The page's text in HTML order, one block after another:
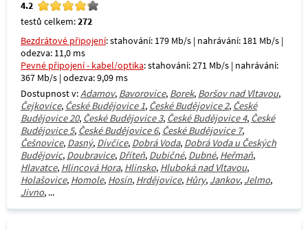
4.2
testů celkem:272
Bezdrátové připojení: stahování: 179 Mb/s | nahrávání: 181 Mb/s |
odezva: 11,0 ms
Pevné připojení - kabel/optika: stahování: 271 Mb/s | nahrávání:
367 Mb/s | odezva: 9,09 ms
Dostupnost v:Adamov, Bavorovice, Borek, Boršov nad Vltavou,
Čejkovice, České Budějovice 1, České Budějovice 2, České
Budějovice 20, České Budějovice 3, České Budějovice 4, České
Budějovice 5, České Budějovice 6, České Budějovice 7,
Češnovice, Dasný, Dívčice, Dobrá Voda, Dobrá Voda u Českých
Budějovic, Doubravice, Dříteň, Dubičné, Dubné, Heřmaň,
Hlavatce, Hlincová Hora, Hlinsko, Hluboká nad Vltavou,
Holašovice, Homole, Hosín, Hrdějovice, Hůry, Jankov, Jelmo,
Jivno, ...